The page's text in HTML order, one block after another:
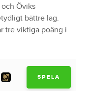
Öviks
bättre lag.
tre viktiga poäng i
SPELA